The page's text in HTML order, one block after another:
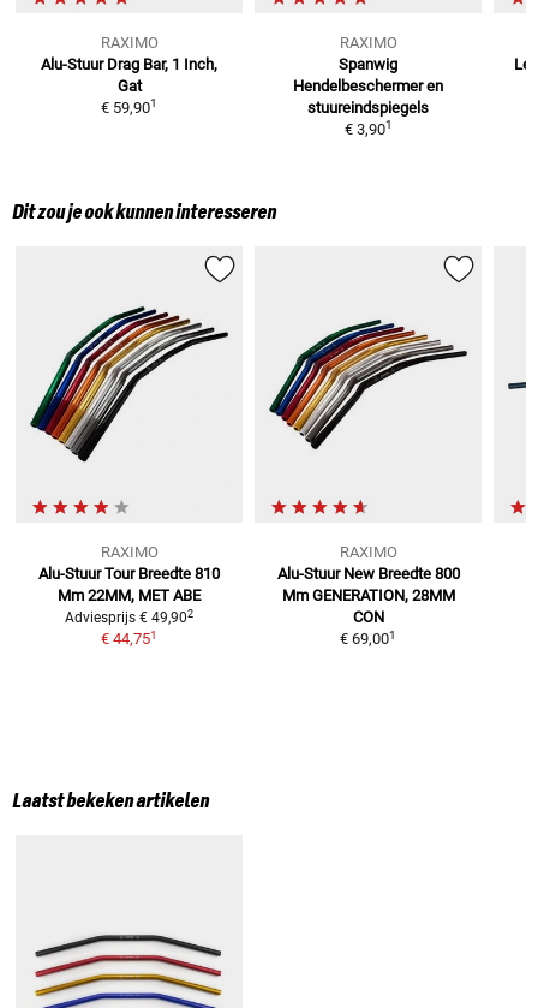
RAXIMO
Alu-Stuur Drag Bar, 1 Inch,
Gat
€ 59,901
RAXIMO
Spanwig
Hendelbeschermer en
stuureindspiegels
€ 3,901
Dit zou je ook kunnen interesseren
RAXIMO
Alu-Stuur Tour Breedte 810
Mm 22MM, MET ABE
Adviesprijs € 49,902
€ 44,751
RAXIMO
Alu-Stuur New Breedte 800
Mm GENERATION, 28MM
CON
€ 69,001
Laatst bekeken artikelen